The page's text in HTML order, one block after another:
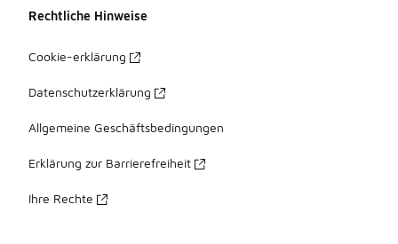
Rechtliche Hinweise
Cookie-erklärung
Datenschutzerklärung
Allgemeine Geschäftsbedingungen
Erklärung zur Barrierefreiheit
Ihre Rechte